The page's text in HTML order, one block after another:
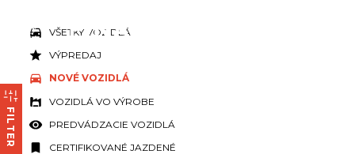
FILTER
VŠETKY VOZIDLÁ
VÝPREDAJ
NOVÉ VOZIDLÁ
VOZIDLÁ VO VÝROBE
PREDVÁDZACIE VOZIDLÁ
CERTIFIKOVANÉ JAZDENÉ